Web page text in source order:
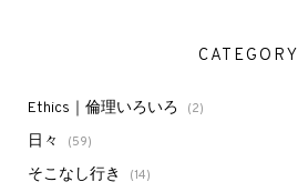
CATEGORY
Ethics｜倫理いろいろ (2)
日々 (59)
そこなし行き (14)